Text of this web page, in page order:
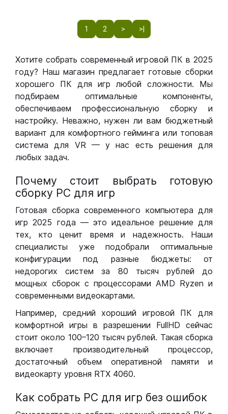
1 2 > >|
Хотите собрать современный игровой ПК в 2025
году? Наш магазин предлагает готовые сборки
хорошего ПК для игр любой сложности. Мы
подбираем оптимальные компоненты,
обеспечиваем профессиональную сборку и
настройку. Неважно, нужен ли вам бюджетный
вариант для комфортного гейминга или топовая
система для VR — у нас есть решения для
любых задач.
Почему стоит выбрать готовую
сборку РС для игр
Готовая сборка современного компьютера для
игр 2025 года — это идеальное решение для
тех, кто ценит время и надежность. Наши
специалисты уже подобрали оптимальные
конфигурации под разные бюджеты: от
недорогих систем за 80 тысяч рублей до
мощных сборок с процессорами AMD Ryzen и
современными видеокартами.
Например, средний хороший игровой ПК для
комфортной игры в разрешении FullHD сейчас
стоит около 100–120 тысяч рублей. Такая сборка
включает производительный процессор,
достаточный объем оперативной памяти и
видеокарту уровня RTX 4060.
Как собрать РС для игр без ошибок